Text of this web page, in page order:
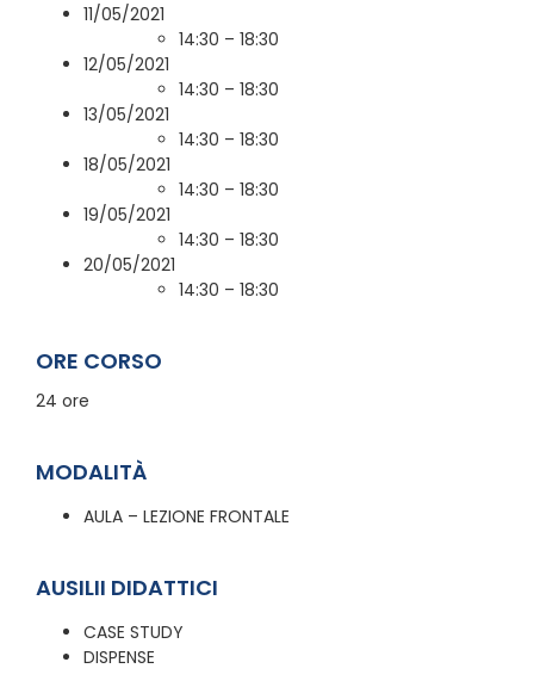
11/05/2021
14:30 – 18:30
12/05/2021
14:30 – 18:30
13/05/2021
14:30 – 18:30
18/05/2021
14:30 – 18:30
19/05/2021
14:30 – 18:30
20/05/2021
14:30 – 18:30
ORE CORSO
24 ore
MODALITÀ
AULA – LEZIONE FRONTALE
AUSILII DIDATTICI
CASE STUDY
DISPENSE